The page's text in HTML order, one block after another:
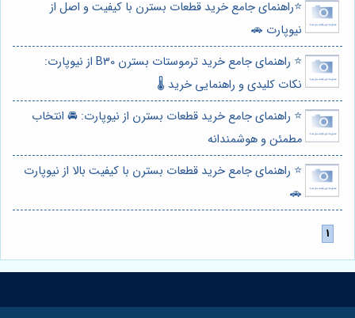
⭐️راهنمای جامع خرید قطعات بسترن با کیفیت و اصل از
نیوپارت 🚗
⭐️ راهنمای جامع خرید ترموستات بسترن B30 از نیوپارت:
نکات کلیدی و راهنمایی خرید 🌡️
⭐️ راهنمای جامع خرید قطعات بسترن از نیوپارت: 🚘 انتخاب
مطمئن و هوشمندانه
⭐️ راهنمای جامع خرید قطعات بسترن با کیفیت بالا از نیوپارت
🚗